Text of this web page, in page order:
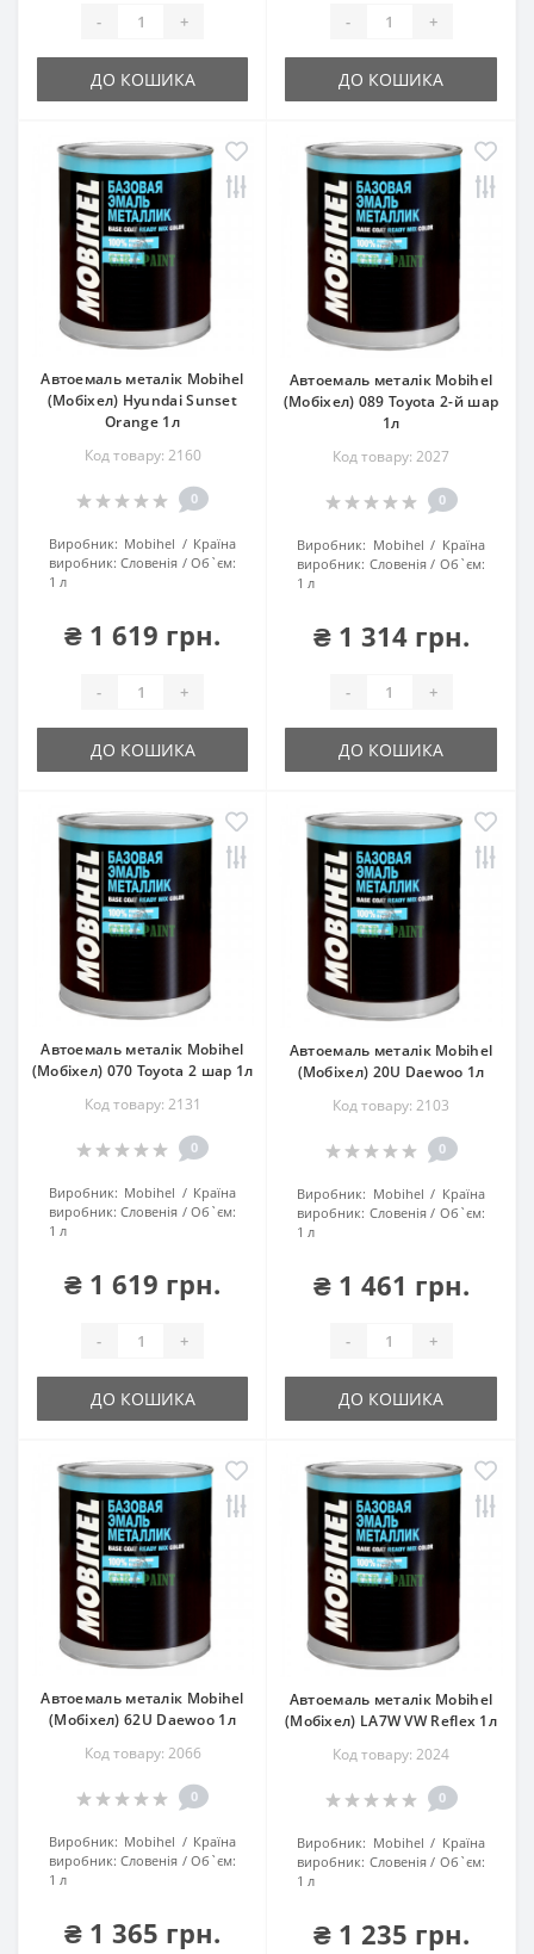
- +
ДО КОШИКА
- +
ДО КОШИКА
Автоемаль металік Mobihel
(Мобіхел) Hyundai Sunset
Orange 1л
Код товару: 2160
0
Виробник: Mobihel
Країна
виробник: Словенія
Об`єм:
1 л
₴ 1 619 грн.
- +
ДО КОШИКА
Автоемаль металік Mobihel
(Мобіхел) 089 Toyota 2-й шар
1л
Код товару: 2027
0
Виробник: Mobihel
Країна
виробник: Словенія
Об`єм:
1 л
₴ 1 314 грн.
- +
ДО КОШИКА
Автоемаль металік Mobihel
(Мобіхел) 070 Toyota 2 шар 1л
Код товару: 2131
0
Виробник: Mobihel
Країна
виробник: Словенія
Об`єм:
1 л
₴ 1 619 грн.
- +
ДО КОШИКА
Автоемаль металік Mobihel
(Мобіхел) 20U Daewoo 1л
Код товару: 2103
0
Виробник: Mobihel
Країна
виробник: Словенія
Об`єм:
1 л
₴ 1 461 грн.
- +
ДО КОШИКА
Автоемаль металік Mobihel
(Мобіхел) 62U Daewoo 1л
Код товару: 2066
0
Виробник: Mobihel
Країна
виробник: Словенія
Об`єм:
1 л
₴ 1 365 грн.
Автоемаль металік Mobihel
(Мобіхел) LA7W VW Reflex 1л
Код товару: 2024
0
Виробник: Mobihel
Країна
виробник: Словенія
Об`єм:
1 л
₴ 1 235 грн.